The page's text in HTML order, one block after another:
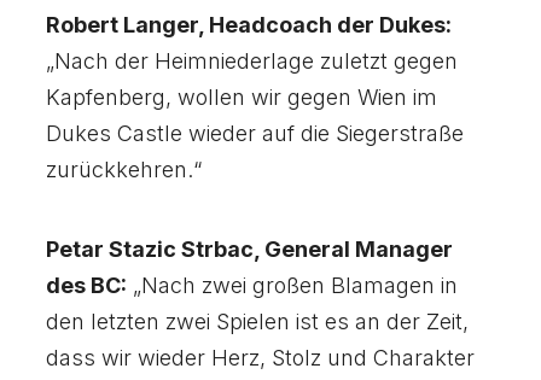
Robert Langer, Headcoach der Dukes:
„Nach der Heimniederlage zuletzt gegen
Kapfenberg, wollen wir gegen Wien im
Dukes Castle wieder auf die Siegerstraße
zurückkehren.“
Petar Stazic Strbac, General Manager
des BC: „Nach zwei großen Blamagen in
den letzten zwei Spielen ist es an der Zeit,
dass wir wieder Herz, Stolz und Charakter